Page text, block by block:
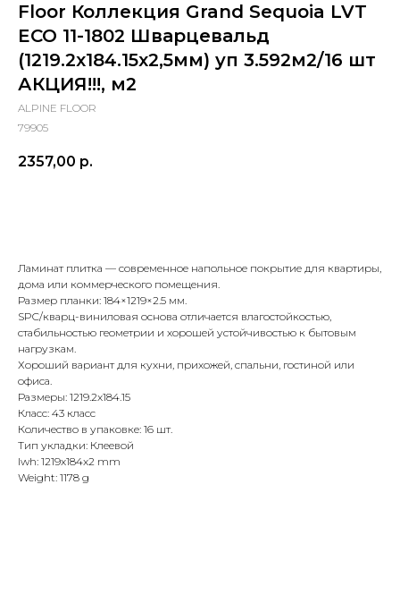
Floor Коллекция Grand Sequoia LVT
ECO 11-1802 Шварцевальд
(1219.2x184.15x2,5мм) уп 3.592м2/16 шт
АКЦИЯ!!!, м2
ALPINE FLOOR
79905
2357,00 р.
Ламинат плитка — современное напольное покрытие для квартиры,
дома или коммерческого помещения.
Размер планки: 184×1219×2.5 мм.
SPC/кварц-виниловая основа отличается влагостойкостью,
стабильностью геометрии и хорошей устойчивостью к бытовым
нагрузкам.
Хороший вариант для кухни, прихожей, спальни, гостиной или
офиса.
Размеры: 1219.2x184.15
Класс: 43 класс
Количество в упаковке: 16 шт.
Тип укладки: Клеевой
lwh: 1219x184x2 mm
Weight: 1178 g